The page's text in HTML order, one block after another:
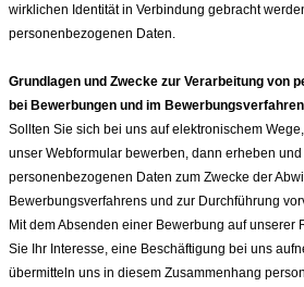
wirklichen Identität in Verbindung gebracht
personenbezogenen Daten.
Grundlagen und Zwecke zur Verarbeitung von
bei Bewerbungen und im Bewerbungsverfahren
Sollten Sie sich bei uns auf elektronischem
unser Webformular bewerben, dann erheben
personenbezogenen Daten zum Zwecke der
Bewerbungsverfahrens und zur Durchführung
Mit dem Absenden einer Bewerbung auf unserer
Sie Ihr Interesse, eine Beschäftigung bei uns
übermitteln uns in diesem Zusammenhang